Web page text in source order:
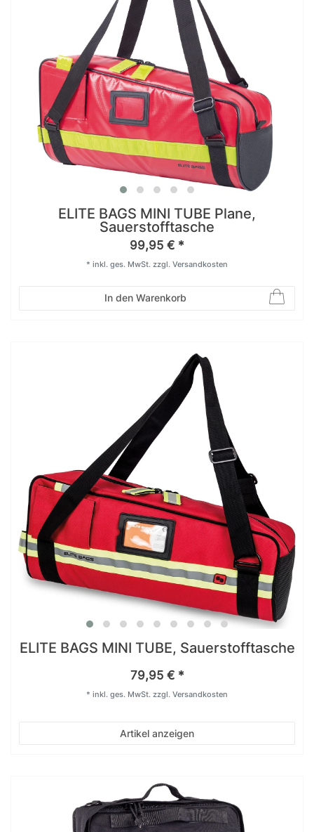
ELITE BAGS MINI TUBE Plane,
Sauerstofftasche
99,95 € *
In den Warenkorb
* inkl. ges. MwSt. zzgl. Versandkosten
ELITE BAGS MINI TUBE, Sauerstofftasche
79,95 € *
Artikel anzeigen
* inkl. ges. MwSt. zzgl. Versandkosten